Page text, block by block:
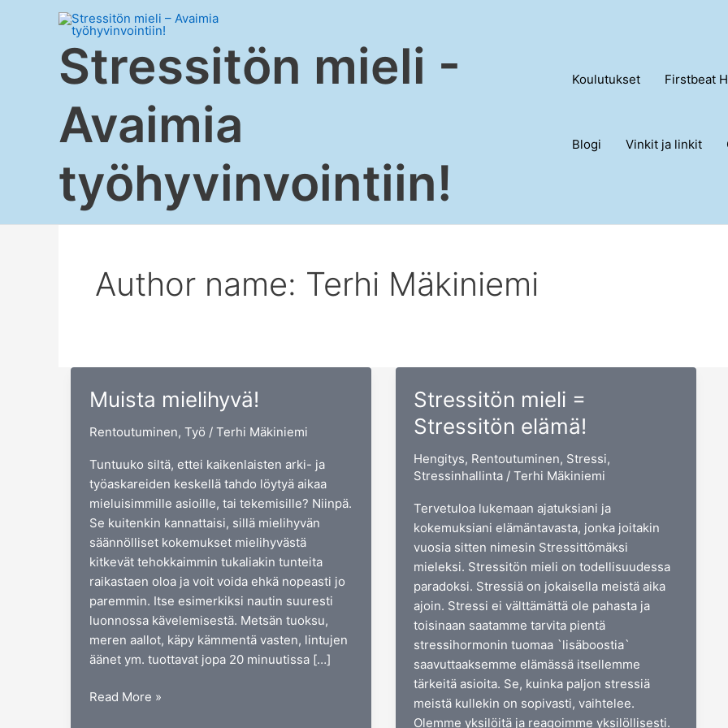
Stressitön mieli -
Avaimia
työhyvinvointiin!
Koulutukset Firstbeat
Blogi Vinkit ja linkit
Author name: Terhi Mäkiniemi
Muista mielihyvä!
Rentoutuminen, Työ / Terhi Mäkiniemi
Tuntuuko siltä, ettei kaikenlaisten arki- ja
työaskareiden keskellä tahdo löytyä aikaa
mieluisimmille asioille, tai tekemisille? Niinpä.
Se kuitenkin kannattaisi, sillä mielihyvän
säännölliset kokemukset mielihyvästä
kitkevät tehokkaimmin tukaliakin tunteita
raikastaen oloa ja voit voida ehkä nopeasti jo
paremmin. Itse esimerkiksi nautin suuresti
luonnossa kävelemisestä. Metsän tuoksu,
meren aallot, käpy kämmentä vasten, lintujen
äänet ym. tuottavat jopa 20 minuutissa […]
Muista
Read More »
Stressitön mieli =
Stressitön elämä!
Hengitys, Rentoutuminen, Stressi,
Stressinhallinta /Terhi Mäkiniemi
Tervetuloa lukemaan ajatuksiani ja
kokemuksiani elämäntavasta, jonka joitakin
vuosia sitten nimesin Stressittömäksi
mieleksi. Stressitön mieli on todellisuudessa
paradoksi. Stressiä on jokaisella meistä aika
ajoin. Stressi ei välttämättä ole pahasta ja
toisinaan saatamme tarvita pientä
stressihormonin tuomaa `lisäboostia`
saavuttaaksemme elämässä itsellemme
tärkeitä asioita. Se, kuinka paljon stressiä
meistä kullekin on sopivasti, vaihtelee.
Olemme yksilöitä ja reagoimme yksilöllisesti.